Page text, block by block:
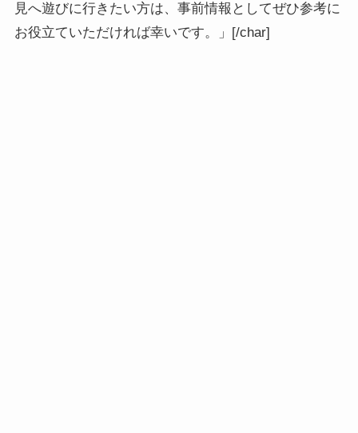
見へ遊びに行きたい方は、事前情報としてぜひ参考に
お役立ていただければ幸いです。」[/char]